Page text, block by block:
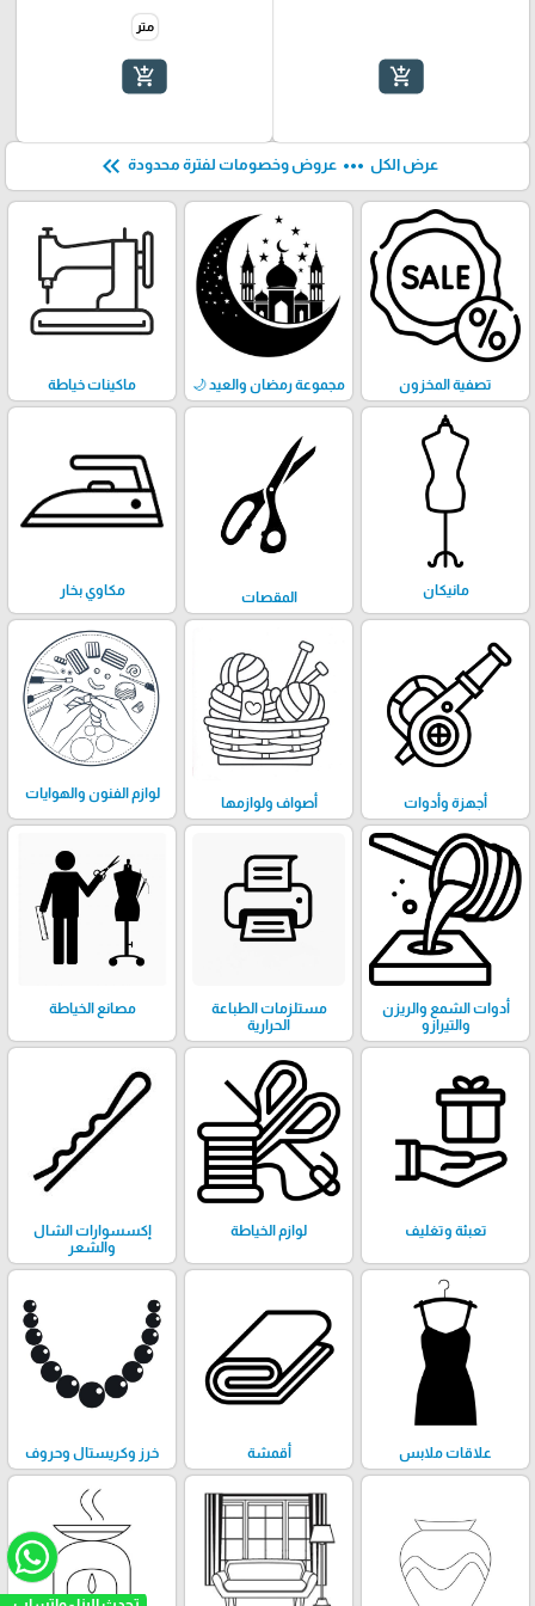
add_shopping_cart
متر
add_shopping_cart
عرض الكل more_horiz عروض وخصومات لفترة محدودة keyboard_double_arrow_left
تصفية المخزون مجموعة رمضان والعيد 🌙 ماكينات خياطة
مانيكان المقصات مكاوي بخار
أجهزة وأدوات أصواف ولوازمها
لوازم الفنون والهوايات
أدوات الشمع والريزن
والتيرازو
مستلزمات الطباعة
الحرارية
مصانع الخياطة
تعبئة وتغليف لوازم الخياطة
إكسسوارات الشال
والشعر
علاقات ملابس أقمشة خرز وكريستال وحروف